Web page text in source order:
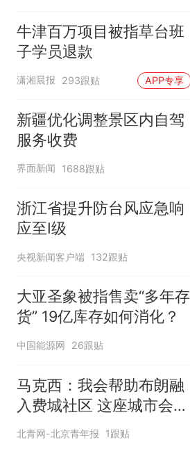
牛津百万项目被指草台班
子学员退款
潇湘晨报 293跟贴 APP专享
新疆优化调整景区内自驾
服务收费
界面新闻 1688跟贴
浙江省提升防台风应急响
应至Ⅰ级
央视新闻客户端 132跟贴
大亚圣象被指售卖“多年存
货” 19亿库存如何消化？
中国能源网 26跟贴
马克西：我会帮助布朗融
入费城社区 这座城市会非
常欢迎他
北青网-北京青年报 1跟贴